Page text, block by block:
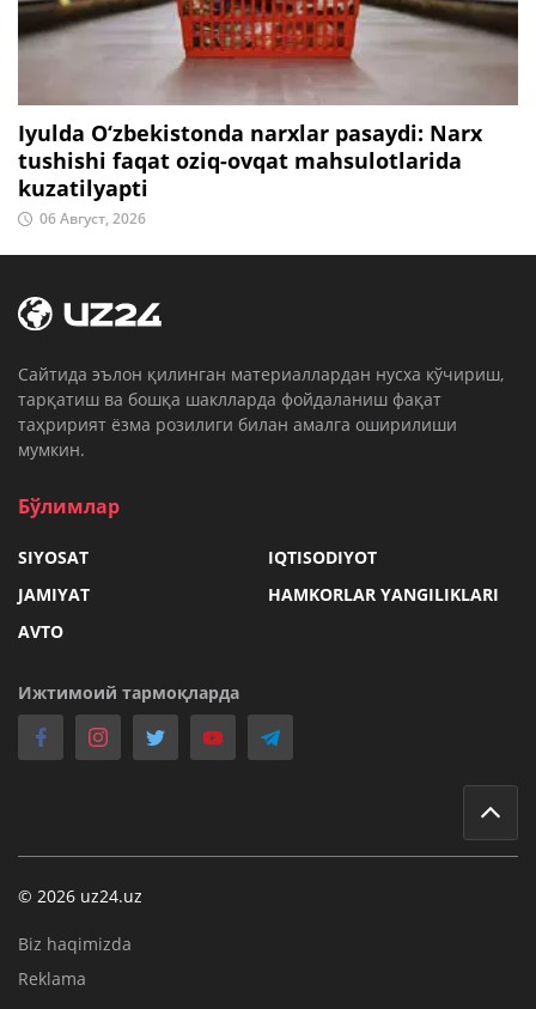
Iyulda O‘zbekistonda narxlar pasaydi: Narx
tushishi faqat oziq-ovqat mahsulotlarida
kuzatilyapti
06 Август, 2026
Cайтида эълон қилинган материаллардан нусха кўчириш,
тарқатиш ва бошқа шаклларда фойдаланиш фақат
таҳририят ёзма розилиги билан амалга оширилиши
мумкин.
Бўлимлар
SIYOSAT
IQTISODIYOT
JAMIYAT
HAMKORLAR YANGILIKLARI
AVTO
Ижтимоий тармоқларда
© 2026 uz24.uz
Biz haqimizda
Reklama